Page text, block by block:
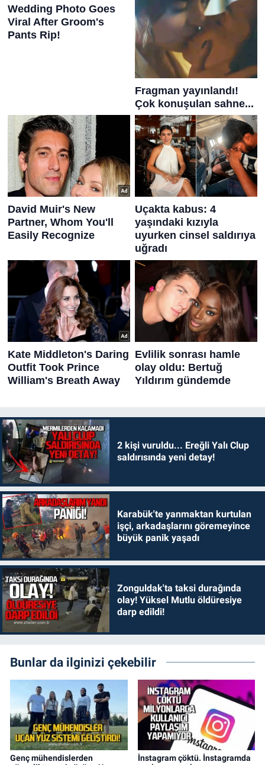
2 kişi vuruldu... Ereğli Yalı Clup
saldırısında yeni detay!
Karabük'te yanmaktan kurtulan
işçi, arkadaşlarını göremeyince
büyük panik yaşadı
Zonguldak'ta taksi durağında
olay! Yüksel Mutlu öldüresiye
darp edildi!
Bunlar da ilginizi çekebilir
Genç mühendislerden
İnstagram çöktü. İnstagramda